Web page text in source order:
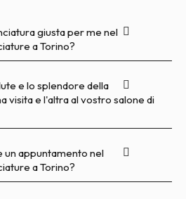
giusta per me nel
a Torino?
e lo splendore della
visita e l'altra al vostro salone di
appuntamento nel
a Torino?